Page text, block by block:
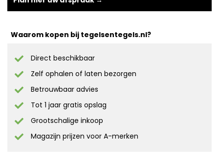
Waarom kopen bij tegelsentegels.nl?
Direct beschikbaar
Zelf ophalen of laten bezorgen
Betrouwbaar advies
Tot 1 jaar gratis opslag
Grootschalige inkoop
Magazijn prijzen voor A-merken